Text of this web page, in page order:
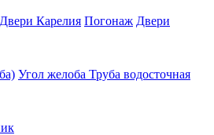
Двери Карелия Погонаж Двери
Угол желоба Труба водосточная